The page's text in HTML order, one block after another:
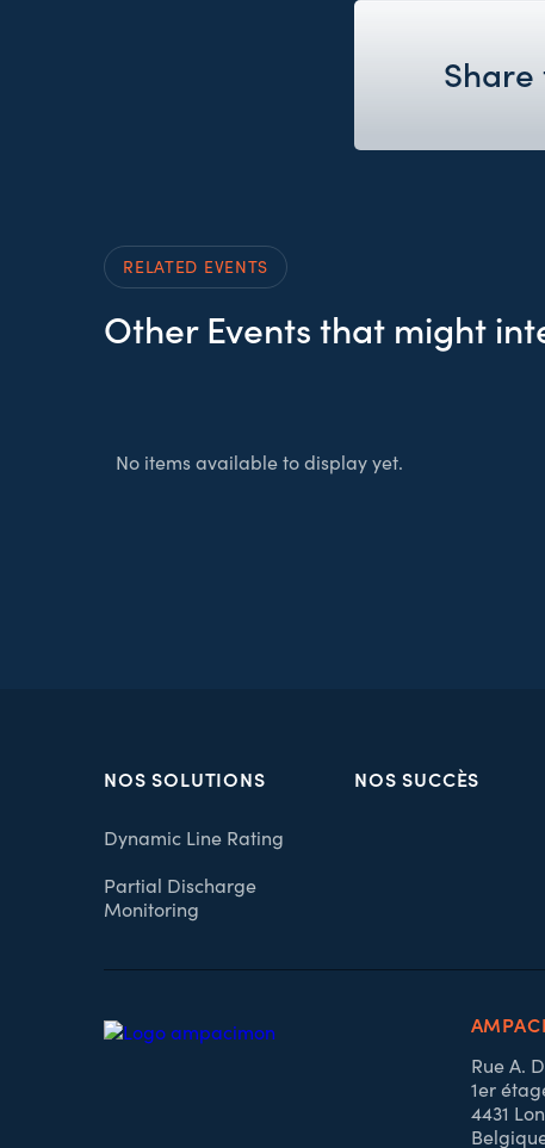
Share
RELATED EVENTS
Other Events that might
No items available to display yet.
NOS SOLUTIONS
Dynamic Line Rating
Partial Discharge
Monitoring
NOS SUCCÈS
Rue A.
1er
4431